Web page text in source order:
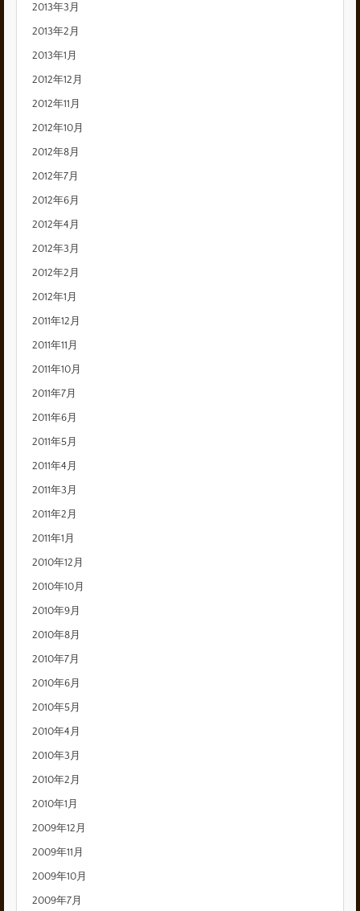
2013年3月
2013年2月
2013年1月
2012年12月
2012年11月
2012年10月
2012年8月
2012年7月
2012年6月
2012年4月
2012年3月
2012年2月
2012年1月
2011年12月
2011年11月
2011年10月
2011年7月
2011年6月
2011年5月
2011年4月
2011年3月
2011年2月
2011年1月
2010年12月
2010年10月
2010年9月
2010年8月
2010年7月
2010年6月
2010年5月
2010年4月
2010年3月
2010年2月
2010年1月
2009年12月
2009年11月
2009年10月
2009年7月